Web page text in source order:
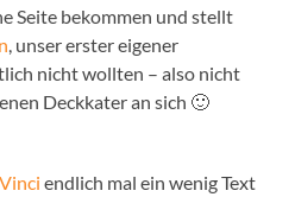
Seite bekommen und stellt
, unser erster eigener
nicht wollten – also nicht
Deckkater an sich 🙂
Vinci endlich mal ein wenig Text